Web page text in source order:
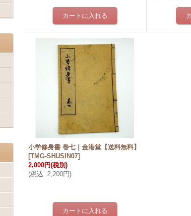
小学修身書 巻七｜金港堂【送料無料】
[TMG-SHUSIN07]
2,000円(税別)
(税込: 2,200円)